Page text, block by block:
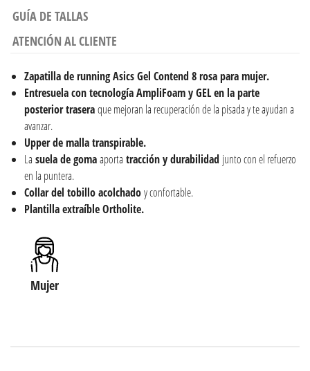
GUÍA DE TALLAS
ATENCIÓN AL CLIENTE
Zapatilla de running Asics Gel Contend 8 rosa paramujer.
Entresuela con tecnología AmpliFoam y GEL en la parte
posterior traseraque mejoran la recuperación de la pisada y te ayudan a
avanzar.
Upper de malla transpirable.
La suela de gomaaporta tracción y durabilidad junto con el refuerzo
en la puntera.
Collar del tobillo acolchadoy confortable.
Plantilla extraíble Ortholite.
Mujer